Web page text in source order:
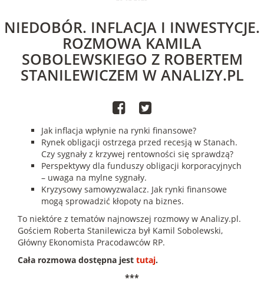
NIEDOBÓR. INFLACJA I INWESTYCJE.
ROZMOWA KAMILA
SOBOLEWSKIEGO Z ROBERTEM
STANILEWICZEM W ANALIZY.PL
Jak inflacja wpłynie na rynki finansowe?
Rynek obligacji ostrzega przed recesją w Stanach.
Czy sygnały z krzywej rentowności się sprawdzą?
Perspektywy dla funduszy obligacji korporacyjnych
– uwaga na mylne sygnały.
Kryzysowy samowyzwalacz. Jak rynki finansowe
mogą sprowadzić kłopoty na biznes.
To niektóre z tematów najnowszej rozmowy w Analizy.pl.
Gościem Roberta Stanilewicza był Kamil Sobolewski,
Główny Ekonomista Pracodawców RP.
Cała rozmowa dostępna jest tutaj.
***